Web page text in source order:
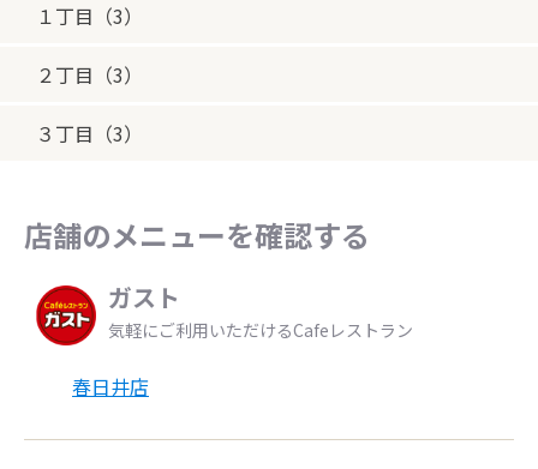
１丁目（3）
２丁目（3）
３丁目（3）
店舗のメニューを確認する
ガスト
気軽にご利用いただけるCafeレストラン
春日井店